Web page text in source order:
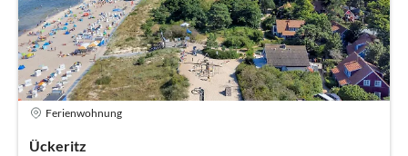
Ferienwohnung
Ückeritz